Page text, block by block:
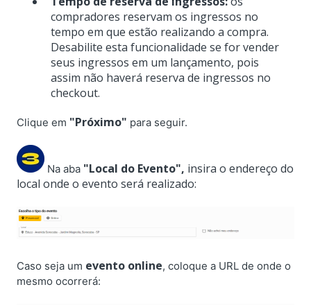
compradores reservam os ingressos no
tempo em que estão realizando a compra.
Desabilite esta funcionalidade se for vender
seus ingressos em um lançamento, pois
assim não haverá reserva de ingressos no
checkout.
Clique em "Próximo" para seguir.
Na aba "Local do Evento", insira o endereço do
local onde o evento será realizado:
Caso seja um evento online, coloque a URL de onde o
mesmo ocorrerá: